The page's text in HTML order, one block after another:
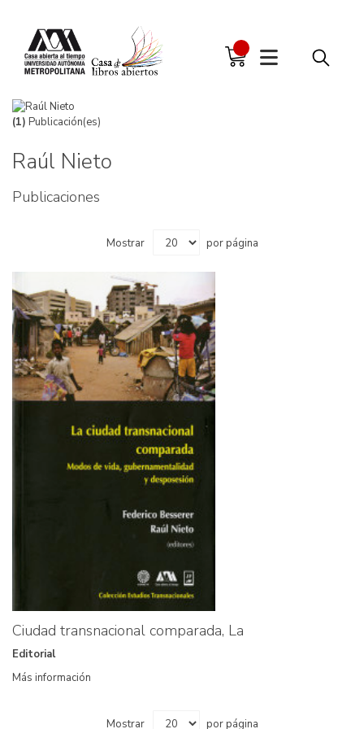
(1) Publicación(es)
Raúl Nieto
Publicaciones
Mostrar por página
Ciudad transnacional comparada, La
Editorial
Más información
Mostrar por página